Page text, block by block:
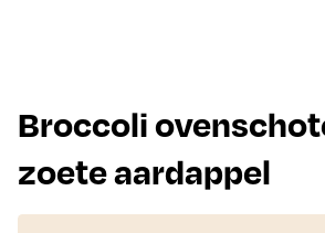
Broccoli
zoete aardappel